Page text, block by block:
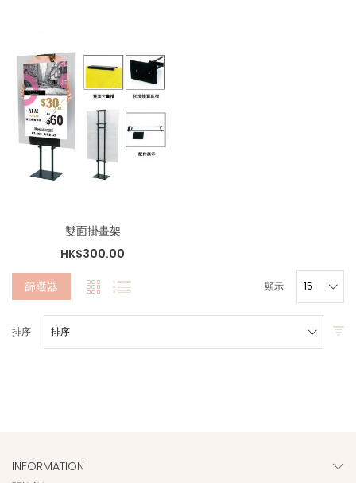
雙面掛畫架
HK$300.00
篩選器
排序
顯示
INFORMATION